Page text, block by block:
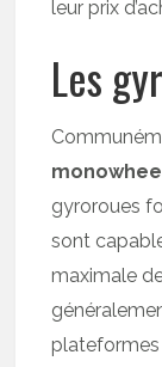
leur prix
Les
gyroroues
sont
maximale
plateformes